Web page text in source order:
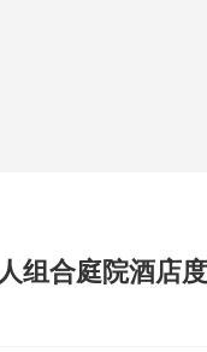
组合庭院酒店